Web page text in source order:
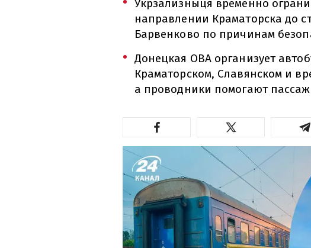
Укрзализныця временно
направлении Краматорска до
Барвенково по причинам
Донецкая ОВА организует
Краматорском, Славянском и
а проводники помогают